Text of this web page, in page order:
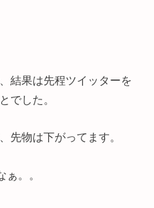
結果は先程ツイッターを
でした。
先物は下がってます。
ぁ。。